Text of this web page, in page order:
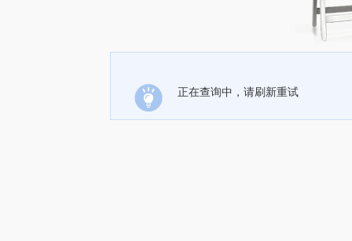
正在查询中，请刷新重试